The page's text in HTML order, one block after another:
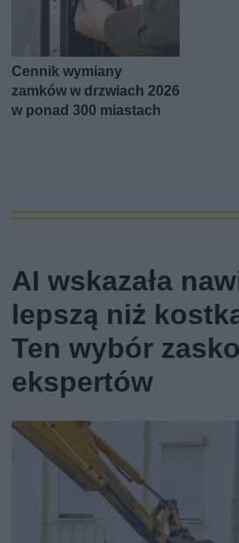
Cennik wymiany
zamków w drzwiach 2026
w ponad 300 miastach
AI wskazała
lepszą niż
Ten wybór
ekspertów